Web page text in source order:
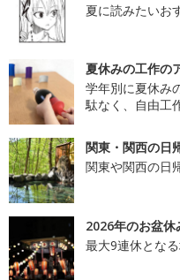
夏に読みたいお
夏休みの工作の
学年別に夏休み
駄なく、自由工
関東・関西の日
関東や関西の日
2026年のお盆休
最大9連休とな